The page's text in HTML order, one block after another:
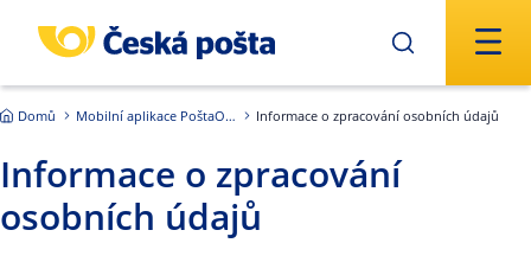
Domů Mobilní aplikace PoštaOnline Informace o zpracování osobních údajů
Informace o zpracování
osobních údajů